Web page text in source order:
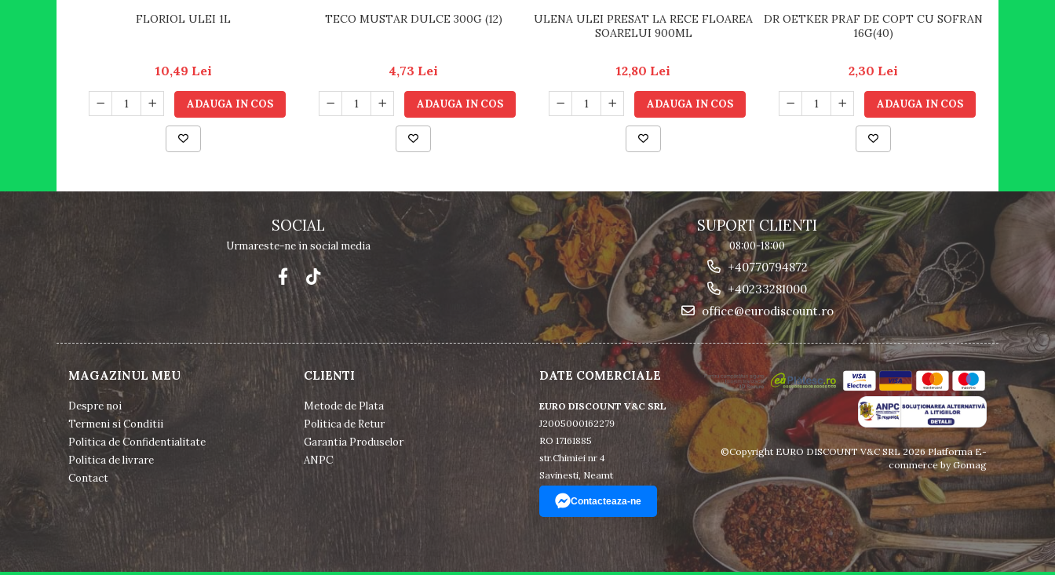
FLORIOL ULEI 1L
10,49 Lei
ADAUGA IN COS
TECO MUSTAR DULCE 300G (12)
4,73 Lei
ADAUGA IN COS
ULENA ULEI PRESAT LA RECE FLOAREA
SOARELUI 900ML
12,80 Lei
ADAUGA IN COS
DR OETKER PRAF DE COPT CU SOFRAN
16G(40)
2,30 Lei
ADAUGA IN COS
SOCIAL
Urmareste-ne in social media
SUPORT CLIENTI
08:00-18:00
+40770794872
+40233281000
office@eurodiscount.ro
MAGAZINUL MEU
Despre noi
Termeni si Conditii
Politica de Confidentialitate
Politica de livrare
Contact
CLIENTI
Metode de Plata
Politica de Retur
Garantia Produselor
ANPC
DATE COMERCIALE
EURO DISCOUNT V&C SRL
J2005000162279
RO 17161885
str.Chimiei nr 4
Savinesti, Neamt
Contacteaza-ne
©Copyright EURO DISCOUNT V&C SRL 2026Platforma E-
commerce by Gomag